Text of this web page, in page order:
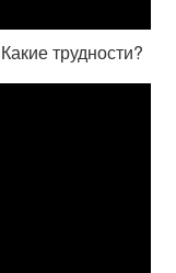
трудности?